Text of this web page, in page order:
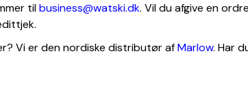
tilbusiness@watski.dk. Vil du afgive en
Vi er den nordiske distributør afMarlow. Har